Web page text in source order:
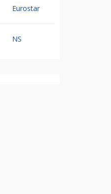
Eurostar
NS